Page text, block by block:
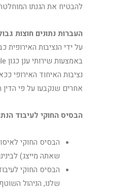
להבטיח את הגנתו
העברות נתונים חוצות
על ידי הנציבות האירופית
נציבות האיחוד האירופי
אחרים שנקבעו על פי הדין
הבסיס החוקי לעיבוד
הבסיס החוקי
שאתה מייצג)
הבסיס החוקי
שלנו, הניהול